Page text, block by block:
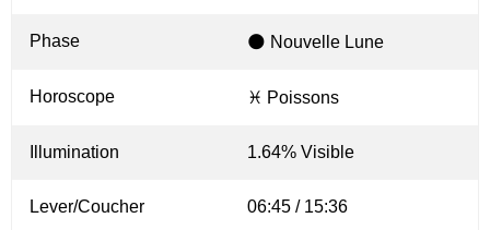
Phase 🌑 Nouvelle Lune
Horoscope ♓ Poissons
Illumination 1.64% Visible
Lever/Coucher 06:45 / 15:36